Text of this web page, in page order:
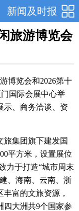
新闻及时报
旅游博览会
博览会和2026第十
国际会展中心举
示、商务洽谈、资
旅集团旗下建发国
平方米，设置展位
力于打造“城市周末
、海南、云南、浙
富的文旅资源，
四大洲共9个国家参